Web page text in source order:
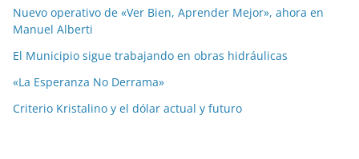
Nuevo operativo de «Ver Bien, Aprender Mejor», ahora en
Manuel Alberti
El Municipio sigue trabajando en obras hidráulicas
«La Esperanza No Derrama»
Criterio Kristalino y el dólar actual y futuro